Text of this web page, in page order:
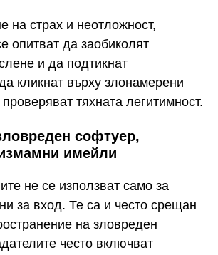
на страх и неотложност,
опитват да заобиколят
и да подтикнат
кликнат върху злонамерени
тяхната легитимност.
софтуер,
имейли
не се използват само за
за вход. Те са и често срещан
на зловреден
често включват